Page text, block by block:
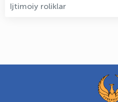
Ijtimoiy roliklar